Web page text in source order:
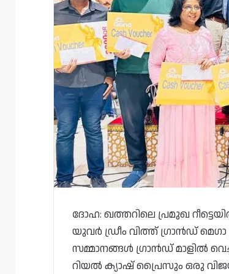
ദോഹ: ഖത്തറിലെ പ്രമുഖ
യുവർ ഡ്രീം വിത്ത് ഗ്രാൻഡ്
സമ്മാനങ്ങൾ ഗ്രാൻഡ് മാളിൽ
റിയൽ ക്യാഷ് പ്രൈസും ഒരു